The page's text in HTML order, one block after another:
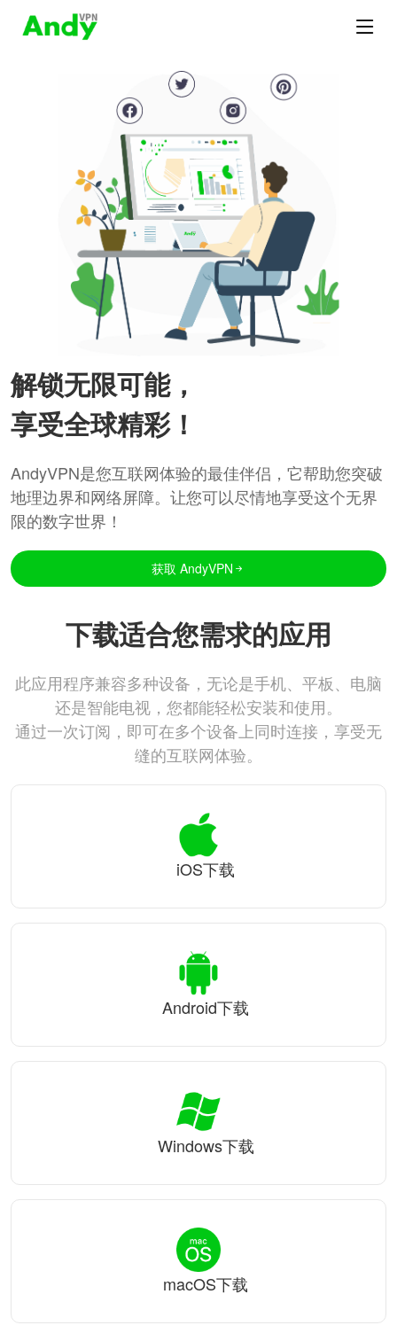
解锁无限可能，
享受全球精彩！
AndyVPN是您互联网体验的最佳伴侣，它帮助您突破
地理边界和网络屏障。让您可以尽情地享受这个无界
限的数字世界！
获取 AndyVPN
下载适合您需求的应用
此应用程序兼容多种设备，无论是手机、平板、电脑
还是智能电视，您都能轻松安装和使用。
通过一次订阅，即可在多个设备上同时连接，享受无
缝的互联网体验。
iOS下载
Android下载
Windows下载
macOS下载